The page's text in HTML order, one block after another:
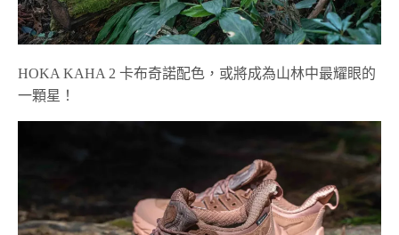
HOKA KAHA 2 卡布奇諾配色，或將成為山林中最耀眼的
一顆星！